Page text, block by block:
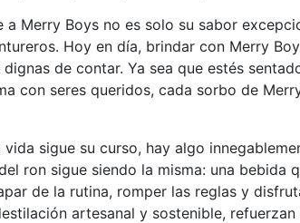
a Merry Boys no es solo su sabor
Hoy en día, brindar con Merry
dignas de contar. Ya sea que estés
con seres queridos, cada sorbo de
vida sigue su curso, hay algo
ron sigue siendo la misma: una
de la rutina, romper las reglas y
artesanal y sostenible,